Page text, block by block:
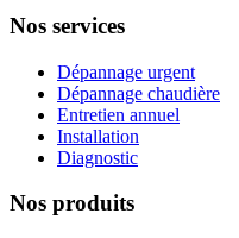
Nos services
Dépannage urgent
Dépannage chaudière
Entretien annuel
Installation
Diagnostic
Nos produits